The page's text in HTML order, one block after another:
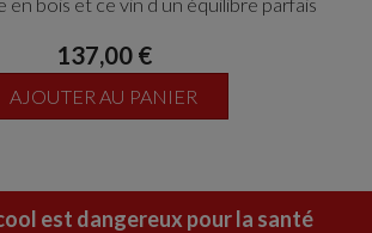
137,00 €
AJOUTER AU PANIER
est dangereux pour la santé